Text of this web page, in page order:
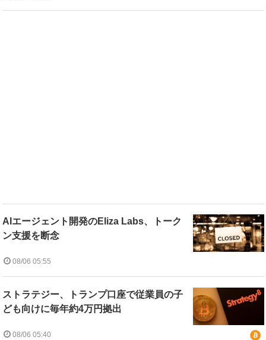
AIエージェント開発のEliza Labs、トーク
ン支援を断念
08/06 05:55
ストラテジー、トランプ口座で従業員の子
ども向けに毎年約4万円拠出
08/06 05:40